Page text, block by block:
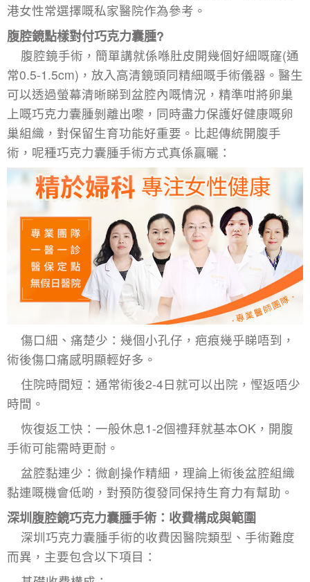
港女性常選擇嘅私家醫院作為參考。
腹腔鏡點樣對付巧克力囊腫?
腹腔鏡手術，簡單講就係喺肚皮開幾個好細嘅窿(通
常0.5-1.5cm)，放入高清鏡頭同精細嘅手術儀器。醫生
可以透過螢幕清晰睇到盆腔內嘅情況，精準咁將卵巢
上嘅巧克力囊腫剝離出嚟，同時盡力保護好健康嘅卵
巢組織，對保留生育功能好重要。比起傳統開腹手
術，呢種巧克力囊腫手術方式真係贏曬：
傷口細、痛楚少：幾個小孔仔，疤痕幾乎睇唔到，
術後傷口痛感明顯輕好多。
住院時間短：通常術後2-4日就可以出院，慳返唔少
時間。
恢復返工快：一般休息1-2個禮拜就基本OK，開腹
手術可能需時更耐。
盆腔黏連少：微創操作精細，理論上術後盆腔組織
黏連嘅機會低啲，對預防復發同保持生育力有幫助。
深圳腹腔鏡巧克力囊腫手術：收費構成與範圍​
深圳巧克力囊腫手術的收費因醫院類型、手術難度
而異，主要包含以下項目：​